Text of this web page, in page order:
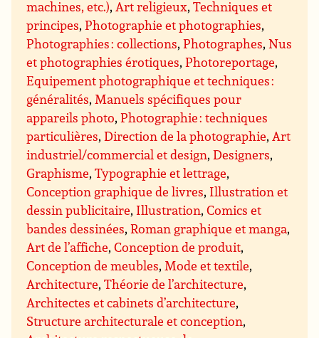
machines, etc.),Art religieux,Techniques et
principes,Photographie et photographies,
Photographies : collections,Photographes,Nus
et photographies érotiques,Photoreportage,
Equipement photographique et techniques :
généralités,Manuels spécifiques pour
appareils photo,Photographie : techniques
particulières,Direction de la photographie,Art
industriel/commercial et design,Designers,
Graphisme,Typographie et lettrage,
Conception graphique de livres, Illustration et
dessin publicitaire, Illustration,Comics et
bandes dessinées,Roman graphique et manga,
Art de l’affiche,Conception de produit,
Conception de meubles,Mode et textile,
Architecture,Théorie de l’architecture,
Architectes et cabinets d’architecture,
Structure architecturale et conception,